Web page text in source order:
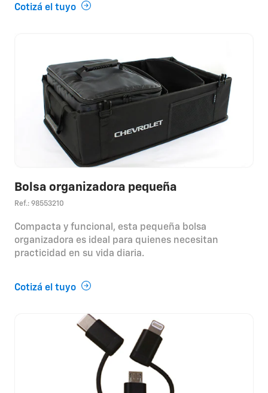
Cotizá el tuyo
Bolsa organizadora pequeña
Ref.: 98553210
Compacta y funcional, esta pequeña bolsa
organizadora es ideal para quienes necesitan
practicidad en su vida diaria.
Cotizá el tuyo